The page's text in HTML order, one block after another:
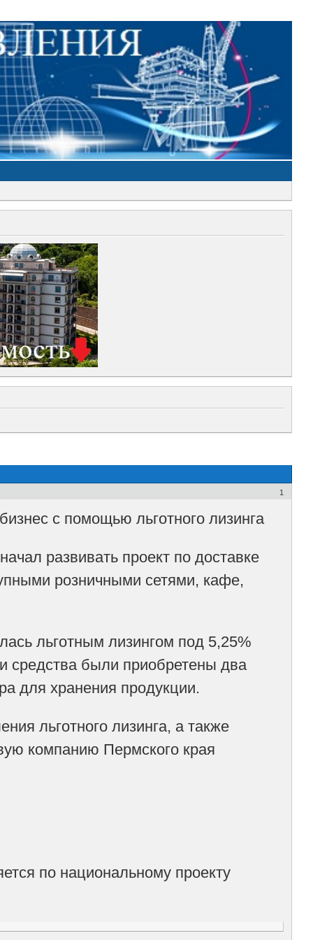
1
с помощью льготного лизинга
развивать проект по доставке
розничными сетями, кафе,
льготным лизингом под 5,25%
средства были приобретены два
для хранения продукции.
льготного лизинга, а также
компанию Пермского края
по национальному проекту